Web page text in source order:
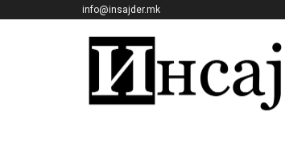
info@insajder.mk